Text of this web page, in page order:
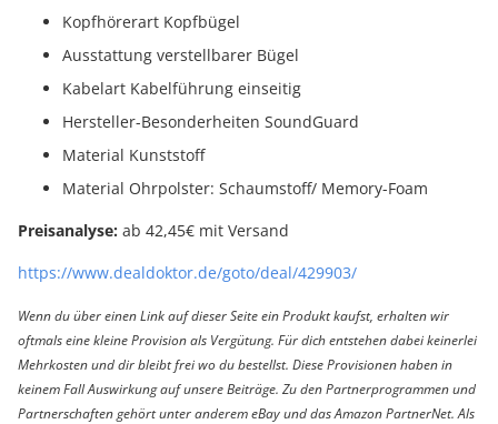
Kopfhörerart Kopfbügel
Ausstattung verstellbarer Bügel
Kabelart Kabelführung einseitig
Hersteller-Besonderheiten SoundGuard
Material Kunststoff
Material Ohrpolster: Schaumstoff/ Memory-Foam
Preisanalyse: ab 42,45€ mit Versand
https://www.dealdoktor.de/goto/deal/429903/
Wenn du über einen Link auf dieser Seite ein Produkt kaufst, erhalten wir
oftmals eine kleine Provision als Vergütung. Für dich entstehen dabei keinerlei
Mehrkosten und dir bleibt frei wo du bestellst. Diese Provisionen haben in
keinem Fall Auswirkung auf unsere Beiträge. Zu den Partnerprogrammen und
Partnerschaften gehört unter anderem eBay und das Amazon PartnerNet. Als